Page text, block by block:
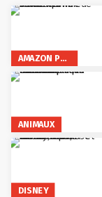
AMAZON PRIME VIDEO
ANIMAUX
DISNEY